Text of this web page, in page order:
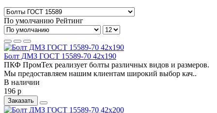
По умолчанию Рейтинг
Болт ДМЗ ГОСТ 15589-70 42х190
ПКФ ПромТех реализует болты различных видов и размеров.
Мы предоставляем нашим клиентам широкий выбор кач..
В наличии
196 р
Заказать